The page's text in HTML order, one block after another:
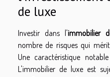
de luxe
Investir dans l'immobilier
nombre de risques qui
Une caractéristique
L'immobilier de luxe est